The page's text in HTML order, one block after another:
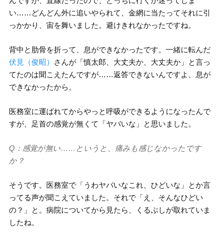
い……どんどん外に追いやられて、金網に当たってそれに引
っかかり、宙を舞いました。避けきれなかったですね。
背中と肋骨を折って、息ができなかったです。一緒に転んだ
伏見（俊昭）
さんが「慎太郎、大丈夫か、大丈夫か」と言っ
てたのは聞こえたんですが……返答できないんですよ、息が
できなかったから。
医務室に運ばれてからやっと呼吸ができるようになったんで
すが、足首の感覚が無くて「ヤバいな」と思いました。
Q：感覚が無い……というと、痛みも感じなかったです
か？
そうです。医務室で「うわヤバいなこれ、ひどいな」とか言
ってる声が聞こえていました。それで「え、そんなひどい
の？」と。病院についてから見たら、くるぶしが取れていま
したね。